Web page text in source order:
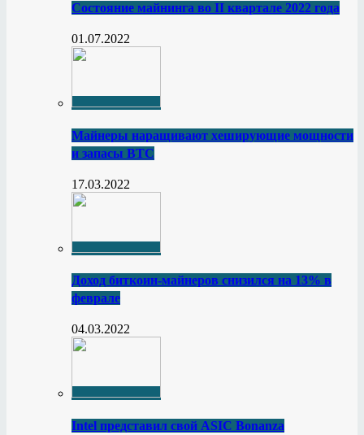
Состояние майнинга во II квартале 2022 года
01.07.2022
Майнеры наращивают хеширующие мощности
и запасы BTC
17.03.2022
Доход биткоин-майнеров снизился на 13% в
феврале
04.03.2022
Intel представил свой ASIC Bonanza